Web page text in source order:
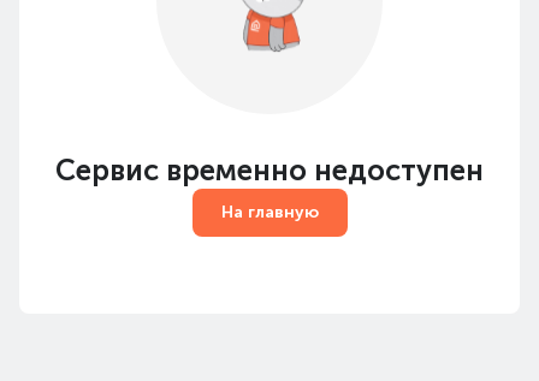
Сервис временно недоступен
На главную